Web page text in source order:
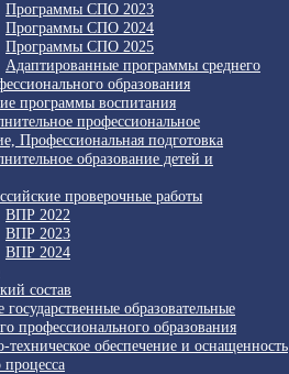
Программы СПО 2023
Программы СПО 2024
Программы СПО 2025
Адаптированные программы среднего
образования
программы воспитания
профессиональное
Профессиональная подготовка
образование детей и
проверочные работы
ВПР 2022
ВПР 2023
ВПР 2024
состав
государственные образовательные
профессионального образования
техническое обеспечение и оснащенность
процесса